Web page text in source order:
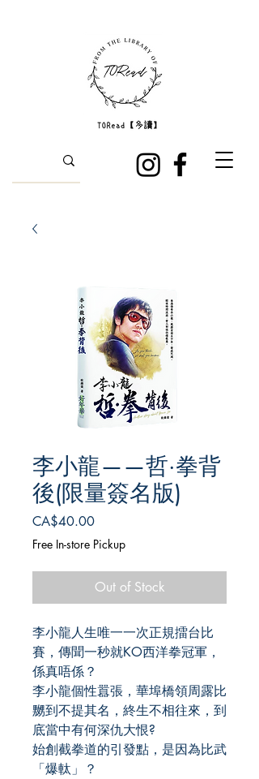
李小龍——哲·拳背
後(限量簽名版)
CA$40.00Price
Free In-store Pickup
Out of Stock
李小龍人生唯一一次正規擂台比
賽，傳聞一秒就KO西洋拳冠軍，
係真唔係？
李小龍個性囂張，華埠橋領周露比
嬲到不提其名，終生不相往來，到
底當中有何深仇大恨?
始創截拳道的引發點，是因為比武
「爆軚」？